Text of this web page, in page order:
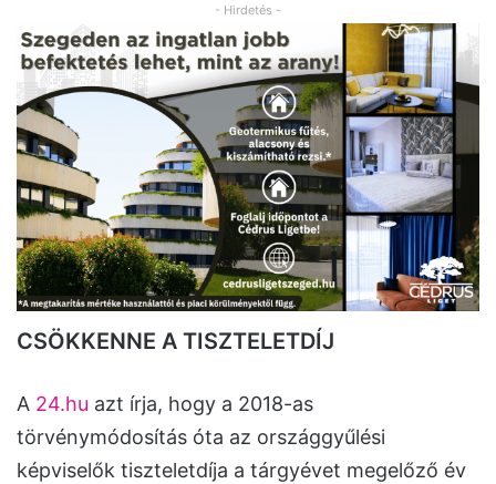
- Hirdetés -
CSÖKKENNE A TISZTELETDÍJ
A 24.hu azt írja, hogy a 2018-as
törvénymódosítás óta az országgyűlési
képviselők tiszteletdíja a tárgyévet megelőző év